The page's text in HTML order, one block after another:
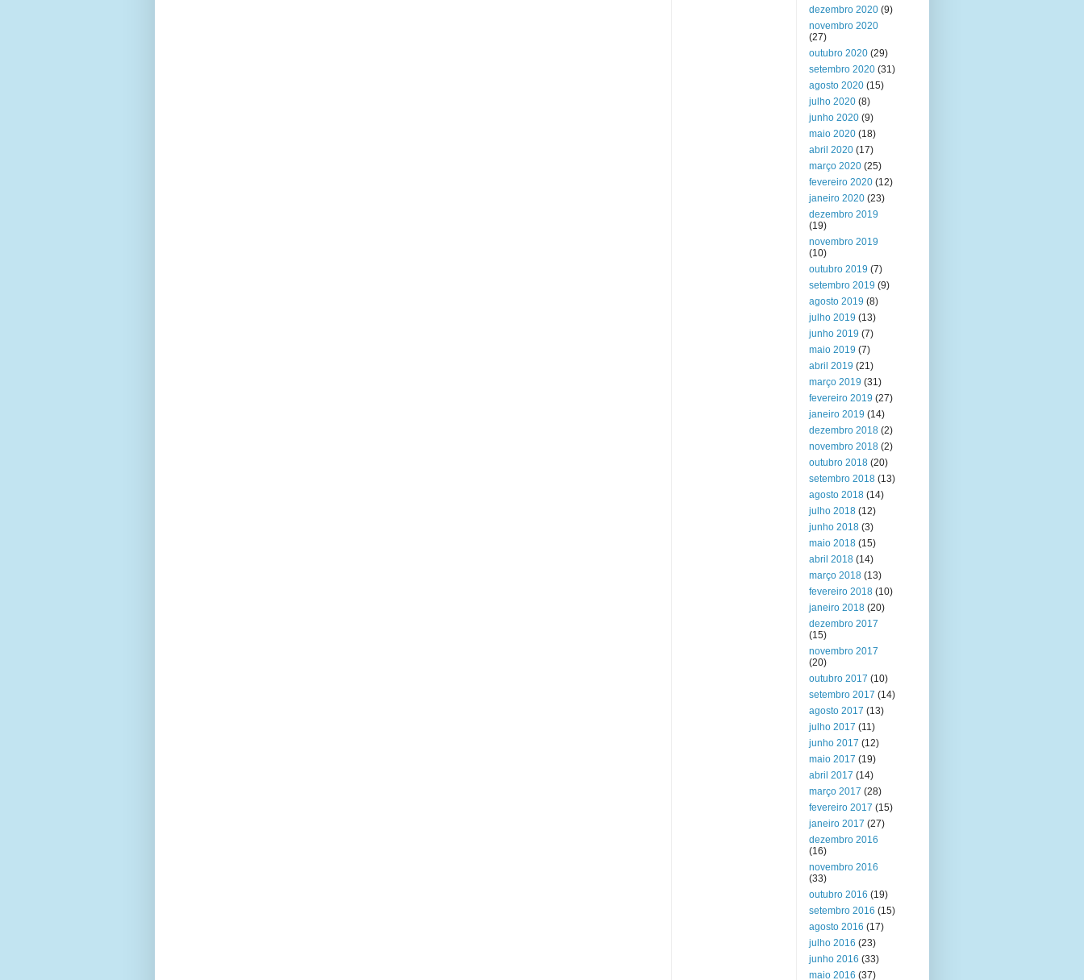
dezembro 2020 (9)
novembro 2020
(27)
outubro 2020 (29)
setembro 2020 (31)
agosto 2020 (15)
julho 2020 (8)
junho 2020 (9)
maio 2020 (18)
abril 2020 (17)
março 2020 (25)
fevereiro 2020 (12)
janeiro 2020 (23)
dezembro 2019
(19)
novembro 2019
(10)
outubro 2019 (7)
setembro 2019 (9)
agosto 2019 (8)
julho 2019 (13)
junho 2019 (7)
maio 2019 (7)
abril 2019 (21)
março 2019 (31)
fevereiro 2019 (27)
janeiro 2019 (14)
dezembro 2018 (2)
novembro 2018 (2)
outubro 2018 (20)
setembro 2018 (13)
agosto 2018 (14)
julho 2018 (12)
junho 2018 (3)
maio 2018 (15)
abril 2018 (14)
março 2018 (13)
fevereiro 2018 (10)
janeiro 2018 (20)
dezembro 2017
(15)
novembro 2017
(20)
outubro 2017 (10)
setembro 2017 (14)
agosto 2017 (13)
julho 2017 (11)
junho 2017 (12)
maio 2017 (19)
abril 2017 (14)
março 2017 (28)
fevereiro 2017 (15)
janeiro 2017 (27)
dezembro 2016
(16)
novembro 2016
(33)
outubro 2016 (19)
setembro 2016 (15)
agosto 2016 (17)
julho 2016 (23)
junho 2016 (33)
maio 2016 (37)